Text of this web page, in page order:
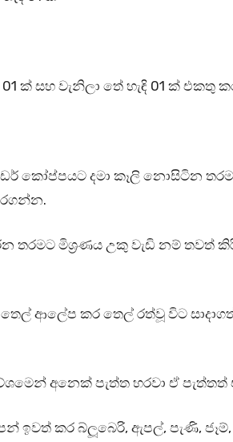
ක් සහ වැනිලා තේ හැඳි 01 ක් එකතු
කෝප්පයට දමා කෑලි නොසිටින
තරමට මිශ්‍රණය උකු වැඩි නම් තවත්
ආලේප කර තෙල් රත්වූ විට
අනෙක් පැත්ත හරවා ඒ
ඉවත් කර බ්ලූබෙරි, ඇපල්, පැණි,